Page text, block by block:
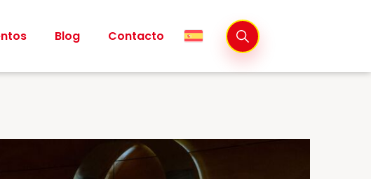
Blog Contacto